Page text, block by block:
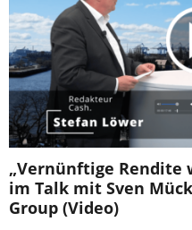
„Vernünftige Rendite
im Talk mit Sven
Group (Video)